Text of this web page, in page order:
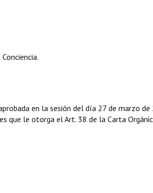
en la sesión del día 27 de marzo de
que le otorga el Art. 38 de la Carta